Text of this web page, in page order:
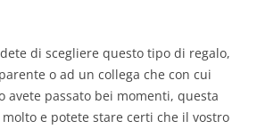
di scegliere questo tipo di regalo,
o ad un collega che con cui
avete passato bei momenti, questa
e potete stare certi che il vostro